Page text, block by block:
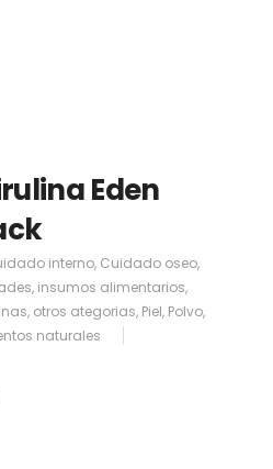
Eden
interno, Cuidado oseo,
, insumos alimentarios,
, otros ategorias, Piel, Polvo,
naturales